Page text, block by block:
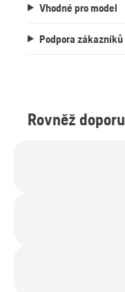
Vhodné pro model
Podpora zákazníků
Rovněž